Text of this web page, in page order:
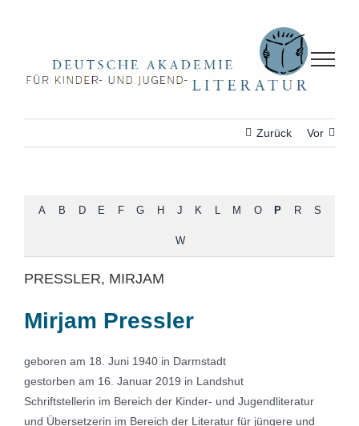
Zurück Vor
A B D E F G H J K L M O P R S
W
PRESSLER, MIRJAM
Mirjam Pressler
geboren am 18. Juni 1940 in Darmstadt
gestorben am 16. Januar 2019 in Landshut
Schriftstellerin im Bereich der Kinder- und Jugendliteratur
und Übersetzerin im Bereich der Literatur für jüngere und